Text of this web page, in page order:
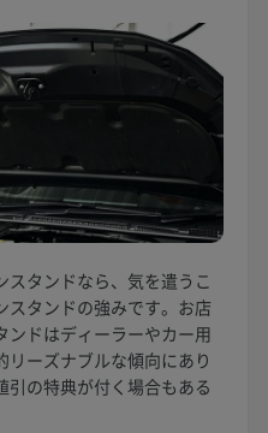
タンドなら、気を遣うこ
スタンドの強みです。お店
ンドはディーラーやカー用
ーズナブルな傾向にあり
引の特典が付く場合もある